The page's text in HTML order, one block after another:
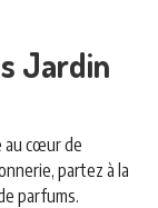
Jardin
au cœur de
partez à la
parfums.